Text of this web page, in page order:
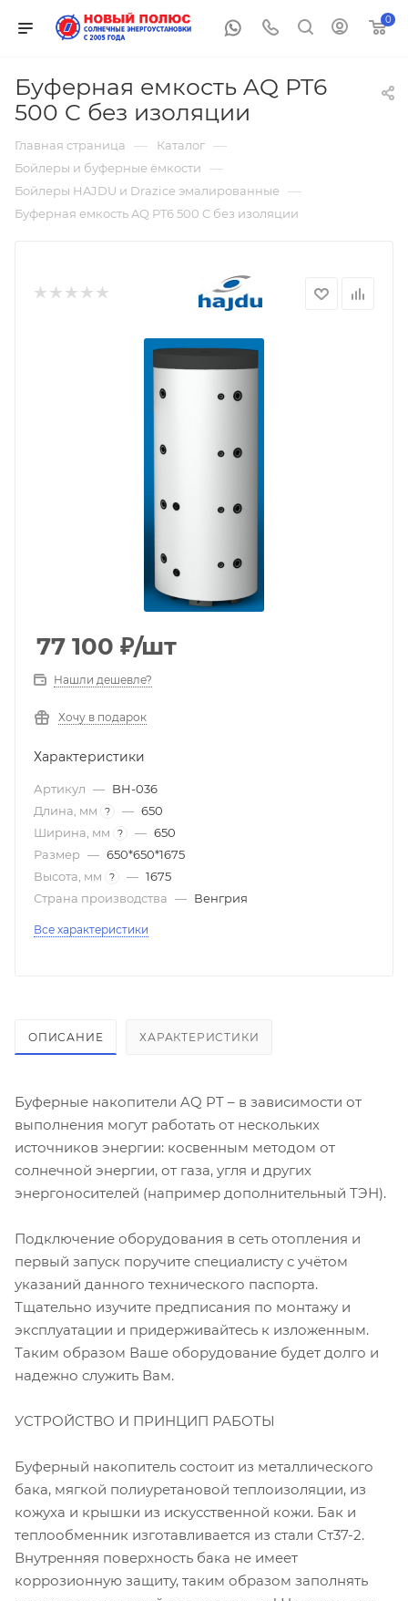
0
Буферная емкость AQ PT6
500 C без изоляции
Главная страница — Каталог —
Бойлеры и буферные ёмкости —
Бойлеры HAJDU и Drazice эмалированные —
Буферная емкость AQ PT6 500 C без изоляции
77 100 ₽/шт
Нашли дешевле?
Хочу в подарок
Характеристики
Артикул — BH-036
Длина, мм
? — 650
Ширина, мм
? — 650
Размер — 650*650*1675
Высота, мм
? — 1675
Страна производства — Венгрия
Все характеристики
ОПИСАНИЕ ХАРАКТЕРИСТИКИ
Буферные накопители AQ PT – в зависимости от
выполнения могут работать от нескольких
источников энергии: косвенным методом от
солнечной энергии, от газа, угля и других
энергоносителей (например дополнительный ТЭН).
Подключение оборудования в сеть отопления и
первый запуск поручите специалисту с учётом
указаний данного технического паспорта.
Тщательно изучите предписания по монтажу и
эксплуатации и придерживайтесь к изложенным.
Таким образом Ваше оборудование будет долго и
надежно служить Вам.
УСТРОЙСТВО И ПРИНЦИП РАБОТЫ
Буферный накопитель состоит из металлического
бака, мягкой полиуретановой теплоизоляции, из
кожуха и крышки из искусственной кожи. Бак и
теплообменник изготавливается из стали Ст37-2.
Внутренняя поверхность бака не имеет
коррозионную защиту, таким образом заполнять